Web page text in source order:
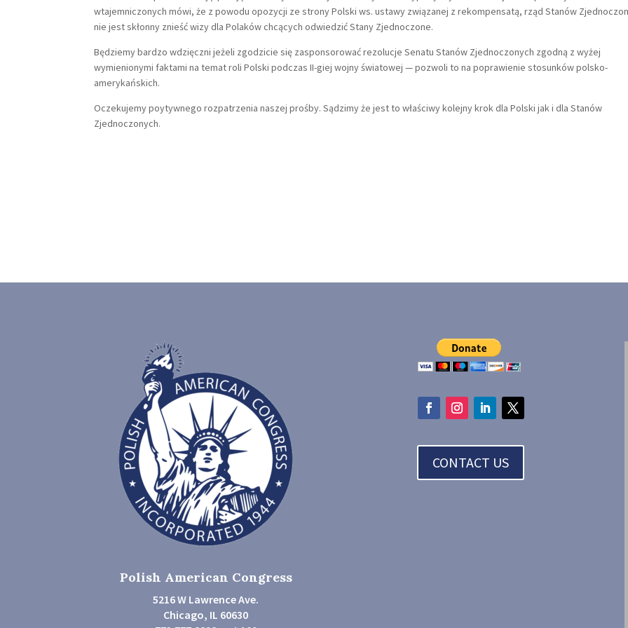
wtajemniczonych mówi, że z powodu opozycji ze strony Polski ws. ustawy związanej z rekompensatą, rząd Stanów
nie jest skłonny znieść wizy dla Polaków chcących odwiedzić Stany Zjednoczone.
Będziemy bardzo wdzięczni jeżeli zgodzicie się zasponsorować rezolucje Senatu Stanów Zjednoczonych zgodną z wyżej
wymienionymi faktami na temat roli Polski podczas II-giej wojny światowej — pozwoli to na poprawienie stosunków polsko-
amerykańskich.
Oczekujemy poytywnego rozpatrzenia naszej prośby. Sądzimy że jest to właściwy kolejny krok dla Polski jak i dla Stanów
Zjednoczonych.
Polish American Congress
5216 W Lawrence Ave.
Chicago, IL 60630
CONTACT US